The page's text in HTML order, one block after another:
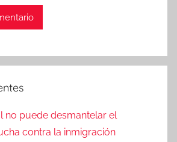
no puede desmantelar el
contra la inmigración